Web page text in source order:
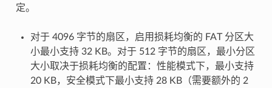
定。
对于 4096 字节的扇区，启用损耗均衡的 FAT 分区大
小最小支持 32 KB。对于 512 字节的扇区，最小分区
大小取决于损耗均衡的配置：性能模式下，最小支持
20 KB，安全模式下最小支持 28 KB（需要额外的 2